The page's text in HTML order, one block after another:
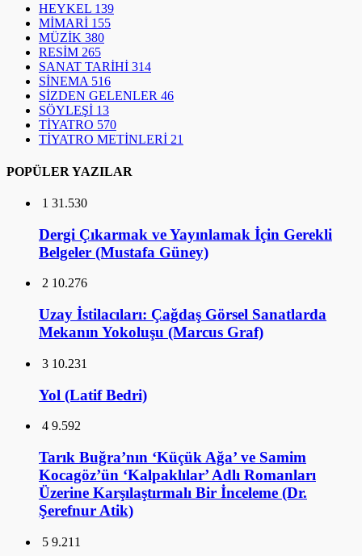
HEYKEL 139
MİMARİ 155
MÜZİK 380
RESİM 265
SANAT TARİHİ 314
SİNEMA 516
SİZDEN GELENLER 46
SÖYLEŞİ 13
TİYATRO 570
TİYATRO METİNLERİ 21
POPÜLER YAZILAR
1 31.530
Dergi Çıkarmak ve Yayınlamak İçin Gerekli
Belgeler (Mustafa Güney)
2 10.276
Uzay İstilacıları: Çağdaş Görsel Sanatlarda
Mekanın Yokoluşu (Marcus Graf)
3 10.231
Yol (Latif Bedri)
4 9.592
Tarık Buğra’nın ‘Küçük Ağa’ ve Samim
Kocagöz’ün ‘Kalpaklılar’ Adlı Romanları
Üzerine Karşılaştırmalı Bir İnceleme (Dr.
Şerefnur Atik)
5 9.211